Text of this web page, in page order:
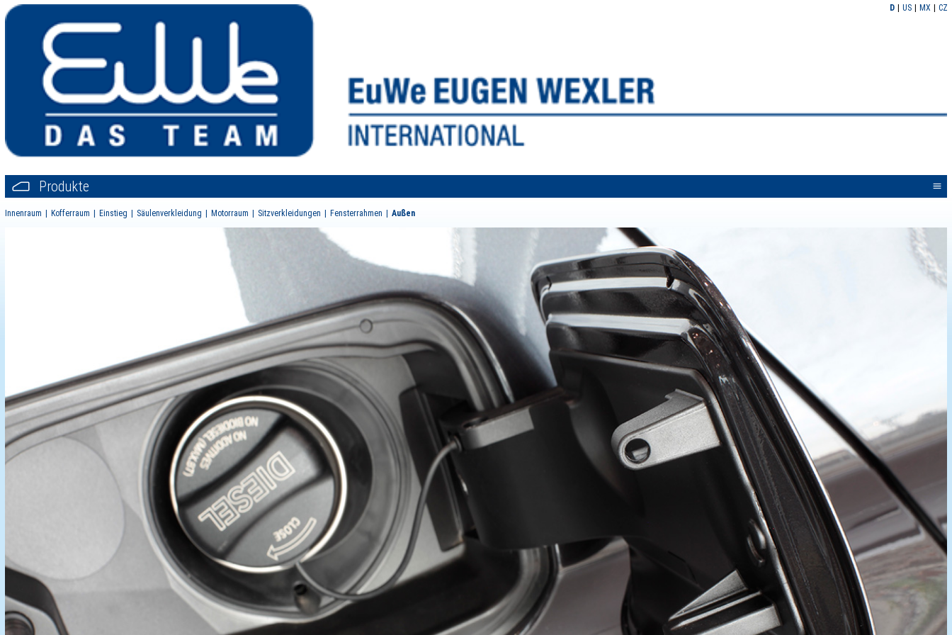
D US MX CZ
Produkte <<
Innenraum Kofferraum Einstieg Säulenverkleidung Motorraum Sitzverkleidungen Fensterrahmen Außen